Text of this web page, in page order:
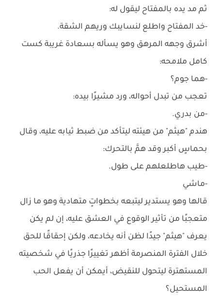
ثم مد يده بالمفتاح ليقول له:
-خد المفتاح واطلع لنسايبك وريهم الشقة.
أشرق وجهه المرهق وهو يسأله بسعادة غريبة كست
كامل ملامحه:
-هما جوم؟
تعجب من تبدل أحواله، ورد مشيرًا بيده:
-من بدري.
هندم "هيثم" من هيئته ليتأكد من ضبط ثيابه عليه، وقال
بحماسٍ أكبر وقد همَّ بالتحرك:
-طيب هاطلعلهم على طول.
-ماشي
قالها وهو يستدير ليتبعه بخطواتٍ متهادية وهو ما زال
متعجبًا من تأثير الوقوع في العشق عليه، إن لم يكن
يعرف "هيثم" جيدًا لظن أنه يخادعه، ولكن إحقاقًا للحق
خلال الفترة المنصرمة أظهر تغييرًا جذريًا في شخصيته
المستهترة ليتحول للنقيض، أيمكن أن يفعل الحب
المستحيل؟